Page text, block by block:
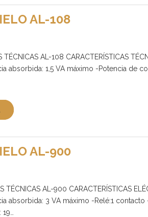
AL-108
TÉCNICAS AL-108 CARACTERÍSTICAS
absorbida: 1,5 VA máximo -Potencia de
AL-900
TÉCNICAS AL-900 CARACTERÍSTICAS
absorbida: 3 VA máximo -Relé:1 contacto